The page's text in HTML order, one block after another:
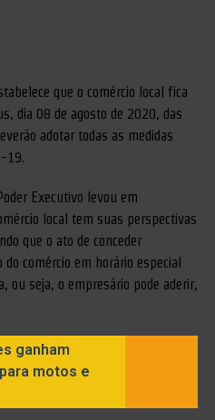
que o comércio local fica
dia 08 de agosto de 2020, das
adotar todas as medidas
19.
Executivo levou em
local tem suas perspectivas
que o ato de conceder
comércio em horário especial
ou seja, o empresário pode aderir,
ganham
motos e